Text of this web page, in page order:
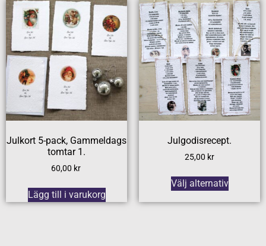
Julkort 5-pack, Gammeldags
tomtar 1.
60,00 kr
Lägg till i varukorg
Julgodisrecept.
25,00 kr
Välj alternativ